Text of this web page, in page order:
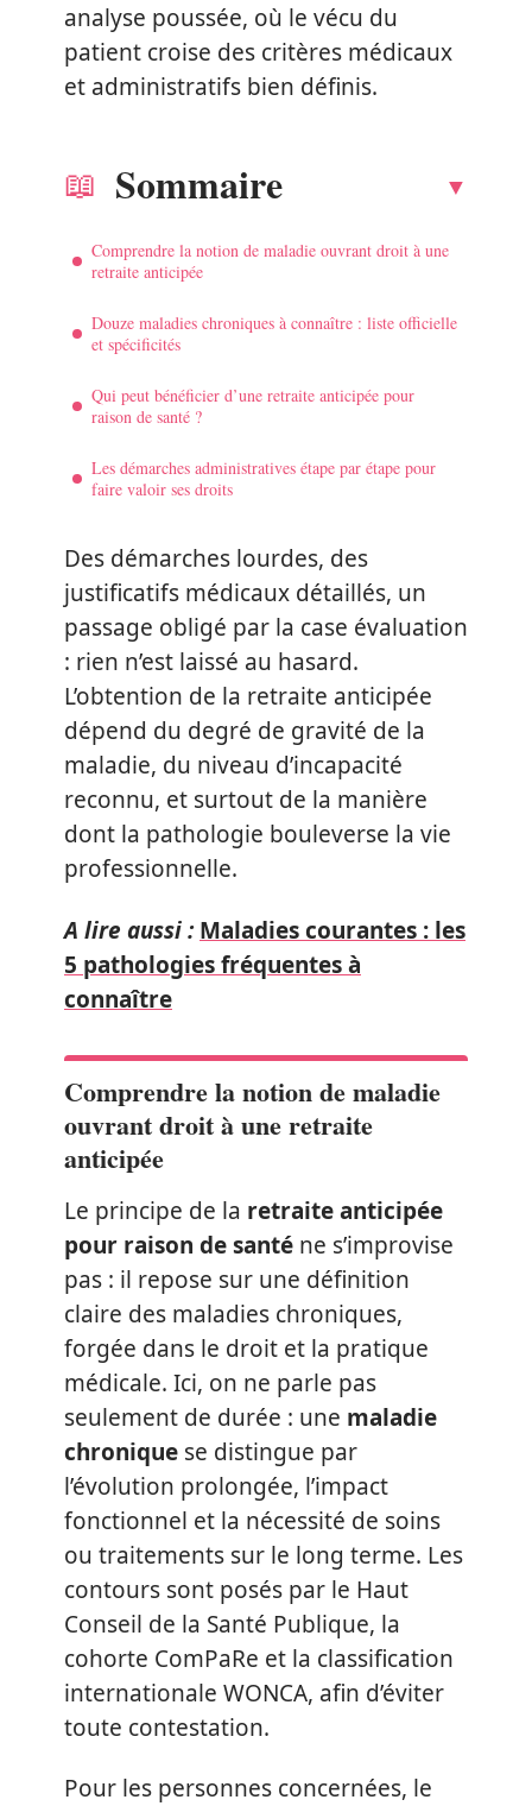
analyse poussée, où le vécu du
patient croise des critères médicaux
et administratifs bien définis.
Sommaire
Comprendre la notion de maladie ouvrant droit à une
retraite anticipée
Douze maladies chroniques à connaître : liste officielle
et spécificités
Qui peut bénéficier d’une retraite anticipée pour
raison de santé ?
Les démarches administratives étape par étape pour
faire valoir ses droits
Des démarches lourdes, des
justificatifs médicaux détaillés, un
passage obligé par la case évaluation
: rien n’est laissé au hasard.
L’obtention de la retraite anticipée
dépend du degré de gravité de la
maladie, du niveau d’incapacité
reconnu, et surtout de la manière
dont la pathologie bouleverse la vie
professionnelle.
A lire aussi : Maladies courantes : les
5 pathologies fréquentes à
connaître
Comprendre la notion de maladie
ouvrant droit à une retraite
anticipée
Le principe de la retraite anticipée
pour raison de santé ne s’improvise
pas : il repose sur une définition
claire des maladies chroniques,
forgée dans le droit et la pratique
médicale. Ici, on ne parle pas
seulement de durée : une maladie
chronique se distingue par
l’évolution prolongée, l’impact
fonctionnel et la nécessité de soins
ou traitements sur le long terme. Les
contours sont posés par le Haut
Conseil de la Santé Publique, la
cohorte ComPaRe et la classification
internationale WONCA, afin d’éviter
toute contestation.
Pour les personnes concernées, le